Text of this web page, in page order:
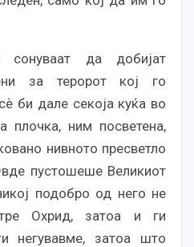
сонуваат да добијат
за теророт кој го
би дале секоја куќа во
плочка, ним посветена,
нивното пресветло
пустошеше Великиот
подобро од него не
Охрид, затоа и ги
негувавме, затоа што